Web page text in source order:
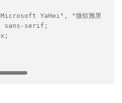
YaHei", "微软雅黑",
sans-serif;